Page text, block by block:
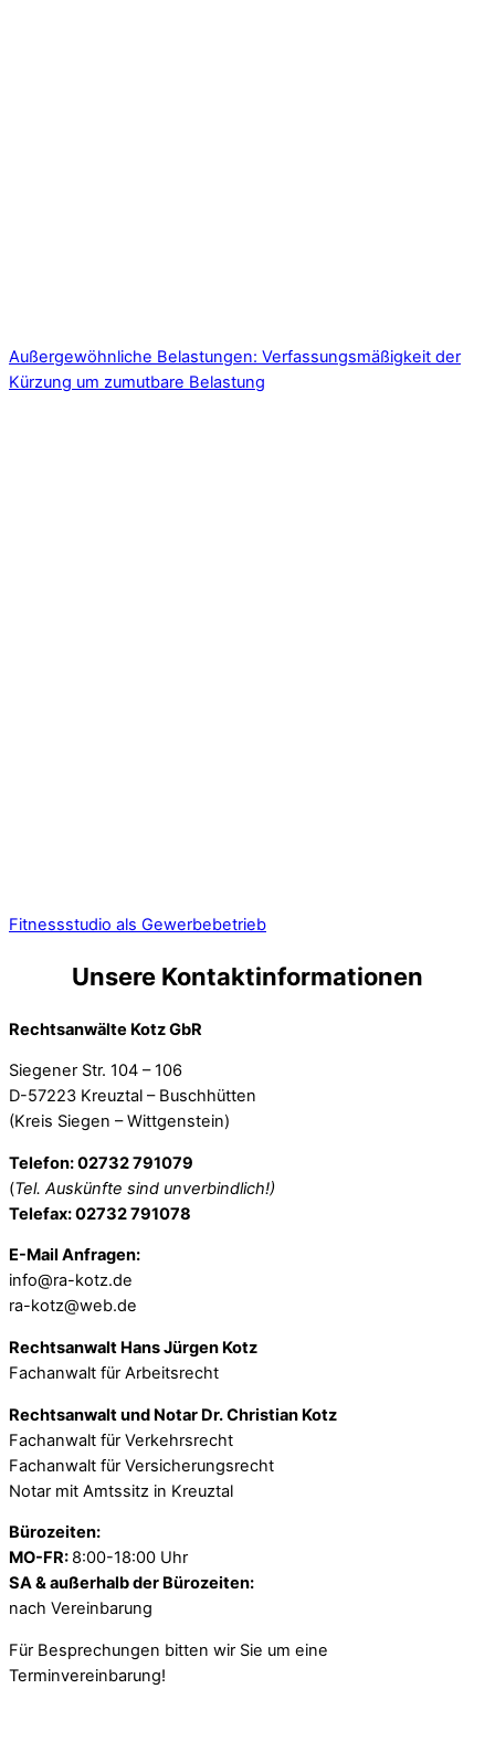
Außergewöhnliche Belastungen: Verfassungsmäßigkeit der
Kürzung um zumutbare Belastung
Fitnessstudio als Gewerbebetrieb
Unsere Kontaktinformationen
Rechtsanwälte Kotz GbR
Siegener Str. 104 – 106
D-57223 Kreuztal – Buschhütten
(Kreis Siegen – Wittgenstein)
Telefon: 02732 791079
(Tel. Auskünfte sind unverbindlich!)
Telefax: 02732 791078
E-Mail Anfragen:
info@ra-kotz.de
ra-kotz@web.de
Rechtsanwalt Hans Jürgen Kotz
Fachanwalt für Arbeitsrecht
Rechtsanwalt und Notar Dr. Christian Kotz
Fachanwalt für Verkehrsrecht
Fachanwalt für Versicherungsrecht
Notar mit Amtssitz in Kreuztal
Bürozeiten:
MO-FR: 8:00-18:00 Uhr
SA & außerhalb der Bürozeiten:
nach Vereinbarung
Für Besprechungen bitten wir Sie um eine
Terminvereinbarung!